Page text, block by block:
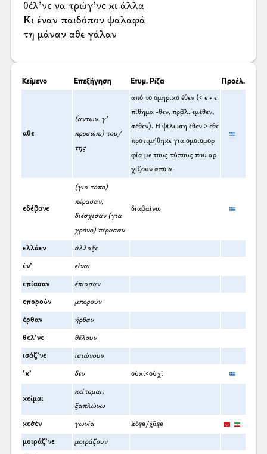
θέλ’νε να τρώγ’νε κι άλλα
Κι έναν παιδόπον ψαλαφά
τη μάναν αθε γάλαν
Κείμενο Επεξήγηση Ετυμ. Ρίζα Προέλ.
αθε
(αντων. γ’
προσώπ.) του/
της
από το ομηρικό έθεν (< ε + ε
πίθημα -θεν, πρβλ. εμέθεν,
σέθεν). Η ψίλωση έθεν > εθε
προτιμήθηκε για ομοιομορ
φία με τους τύπους που αρ
χίζουν από α-
εδέβανε
(για τόπο)
πέρασαν,
διέσχισαν (για
χρόνο) πέρασαν
διαβαίνω
ελλάεν άλλαξε
έν’ είναι
επίασαν έπιασαν
επορούν μπορούν
έρθαν ήρθαν
θέλ’νε θέλουν
ισάζ’νε ισιώνουν
’κ’ δεν οὐκί<οὐχί
κείμαι
κείτομαι,
ξαπλώνω
κεσ̌έν γωνία köşe/gūşe
μοιράζ’νε μοιράζουν